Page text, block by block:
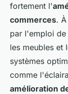
fortement l'
commerces.
par l'emploi
les meubles et
systèmes
comme
amélioration